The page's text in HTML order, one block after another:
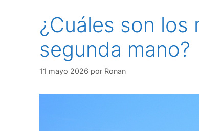
¿Cuáles son los
segunda mano?
11 mayo 2026 por Ronan